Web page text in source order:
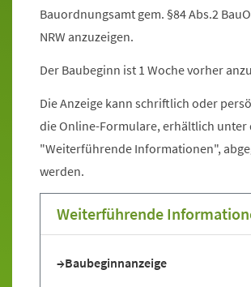
Bauordnungsamt gem. §84 Abs.2 BauO
NRW anzuzeigen.
Der Baubeginn ist 1 Woche vorher
Die Anzeige kann schriftlich oder
die Online-Formulare, erhältlich unter
"Weiterführende Informationen",
werden.
Weiterführende
Baubeginnanzeige